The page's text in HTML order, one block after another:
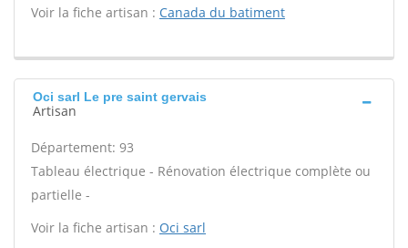
Voir la fiche artisan : Canada du batiment
Oci sarl Le pre saint gervais
Artisan
Département: 93
Tableau électrique - Rénovation électrique complète ou
partielle -
Voir la fiche artisan : Oci sarl